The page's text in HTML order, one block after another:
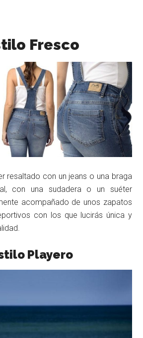
Fresco
resaltado con un jeans o una braga
con una sudadera o un suéter
acompañado de unos zapatos
con los que lucirás única y
Playero